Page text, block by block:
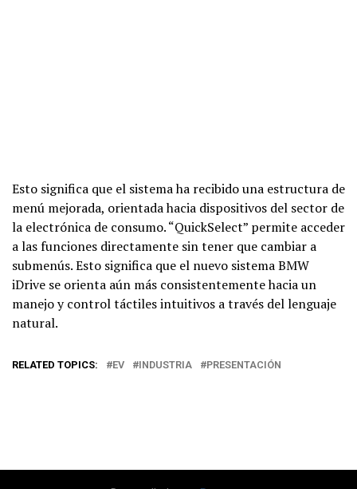
Esto significa que el sistema ha recibido una estructura de
menú mejorada, orientada hacia dispositivos del sector de
la electrónica de consumo. “QuickSelect” permite acceder
a las funciones directamente sin tener que cambiar a
submenús. Esto significa que el nuevo sistema BMW
iDrive se orienta aún más consistentemente hacia un
manejo y control táctiles intuitivos a través del lenguaje
natural.
RELATED TOPICS: EV INDUSTRIA PRESENTACIÓN